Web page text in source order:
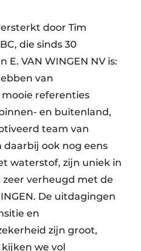
door Tim
die sinds 30
E. VAN WINGEN NV is:
van
referenties
en buitenland,
team van
daarbij ook nog eens
waterstof, zijn uniek in
zeer verheugd met de
De uitdagingen
en
zijn groot,
we vol